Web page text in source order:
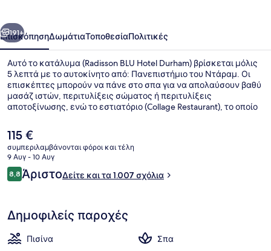
Επόμενο
191+
ΕπισκόπησηΔωμάτιαΤοποθεσίαΠολιτικές
Αυτό το κατάλυμα (Radisson BLU Hotel Durham) βρίσκεται μόλις
5 λεπτά με το αυτοκίνητο από: Πανεπιστήμιο του Ντάραμ. Οι
επισκέπτες μπορούν να πάνε στο σπα για να απολαύσουν βαθύ
μασάζ ιστών, περιτυλίξεις σώματος ή περιτυλίξεις
αποτοξίνωσης, ενώ το εστιατόριο (Collage Restaurant), το οποίο
Θα βρείτε ακόμη εσωτερική πισίνα, μπαρ/lounge και health
club. Άλλοι ταξιδιώτες λατρεύουν το εξυπηρετικό προσωπικό
και την τοποθεσία του.
Η
τρέχουσα
τιμή
είναι
115 €
115 €
συμπεριλαμβάνονται φόροι και τέλη
9 Αυγ - 10 Αυγ
Σχόλια
8,88,8 στα 10
ΆριστοΔείτε και τα 1.007 σχόλια
Δημοφιλείς παροχές
Πισίνα
Σπα